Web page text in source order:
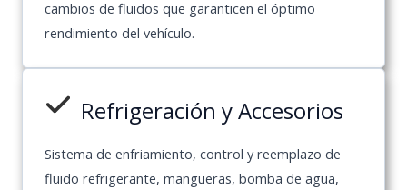
cambios de fluidos que garanticen el óptimo
rendimiento del vehículo.
Refrigeración y Accesorios
Sistema de enfriamiento, control y reemplazo de
fluido refrigerante, mangueras, bomba de agua,